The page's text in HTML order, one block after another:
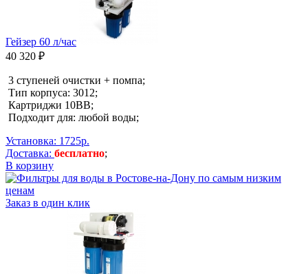
Гейзер 60 л/час
40 320 ₽
3 ступеней очистки + помпа;
Тип корпуса: 3012;
Картриджи 10BB;
Подходит для: любой воды;
Установка: 1725р.
Доставка: бесплатно;
В корзину
Заказ в один клик